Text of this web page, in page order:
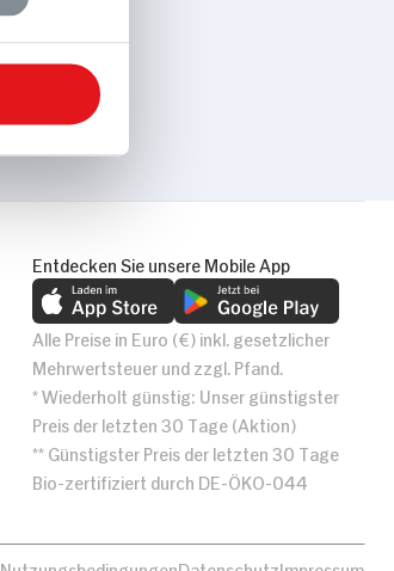
Entdecken Sie unsere Mobile App
Alle Preise in Euro (€) inkl. gesetzlicher
Mehrwertsteuer und zzgl. Pfand.
* Wiederholt günstig: Unser günstigster
Preis der letzten 30 Tage (Aktion)
** Günstigster Preis der letzten 30 Tage
Bio-zertifiziert durch DE-ÖKO-044